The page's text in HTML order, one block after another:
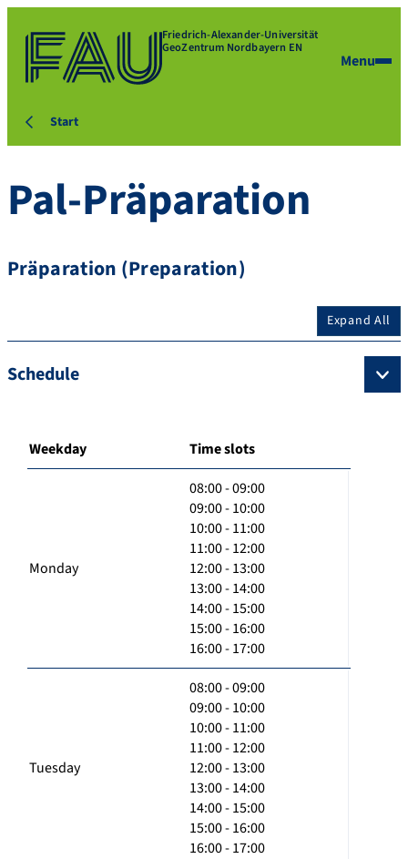
Friedrich-Alexander-Universität
GeoZentrum Nordbayern EN
Menu
Start
Pal-Präparation
Präparation (Preparation)
Expand All
Schedule
Weekday Time slots
Monday
08:00 - 09:00
09:00 - 10:00
10:00 - 11:00
11:00 - 12:00
12:00 - 13:00
13:00 - 14:00
14:00 - 15:00
15:00 - 16:00
16:00 - 17:00
Tuesday
08:00 - 09:00
09:00 - 10:00
10:00 - 11:00
11:00 - 12:00
12:00 - 13:00
13:00 - 14:00
14:00 - 15:00
15:00 - 16:00
16:00 - 17:00